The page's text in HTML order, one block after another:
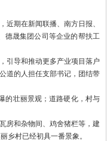
近期在新闻联播、南方日报、
德晟集团公司等企业的帮扶工
引导和推动更多产业项目落户
道的人担任支部书记，团结带
的壮丽景观；道路硬化，村与
房和杂物间、鸡舍猪栏等，建
乡村已经初具一番景象。